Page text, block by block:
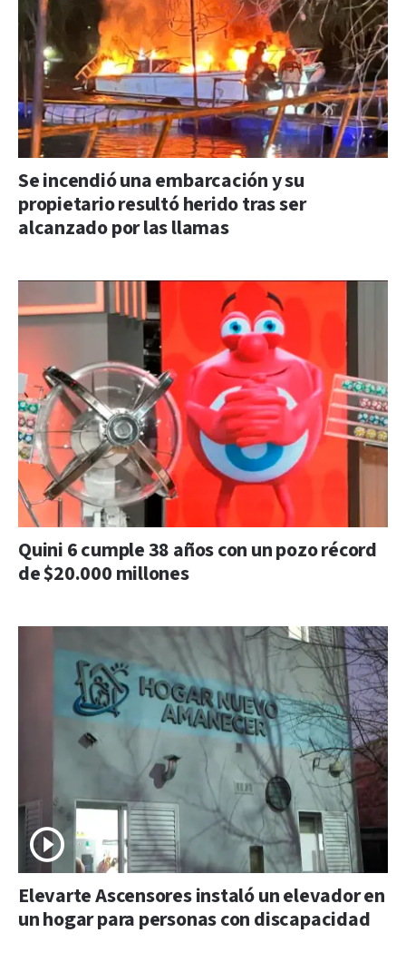
Se incendió una embarcación y su
propietario resultó herido tras ser
alcanzado por las llamas
Quini 6 cumple 38 años con un pozo récord
de $20.000 millones
Elevarte Ascensores instaló un elevador en
un hogar para personas con discapacidad